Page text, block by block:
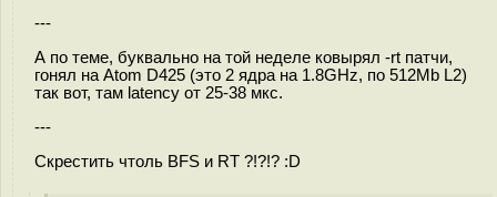
---
А по теме, буквально на той неделе ковырял -rt патчи,
гонял на Atom D425 (это 2 ядра на 1.8GHz, по 512Мb L2)
так вот, там latency от 25-38 мкс.
---
Скрестить чтоль BFS и RT ?!?!? :D